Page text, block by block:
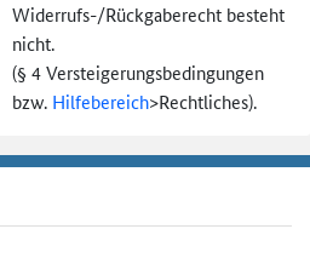
Widerrufs-/Rückgaberecht besteht
nicht.
(§ 4 Versteigerungs­bedingungen
bzw. Hilfebereich>Rechtliches).